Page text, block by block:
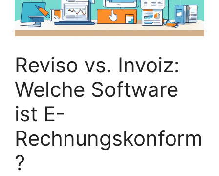
Reviso vs. Invoiz:
Welche Software
ist E-
Rechnungskonform
?